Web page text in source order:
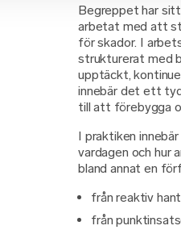
Begreppet har sitt
arbetat med att
för skador. I
strukturerat med
upptäckt,
innebär det ett
till att förebygga
I praktiken
vardagen och hur
bland annat en
från reaktiv
från